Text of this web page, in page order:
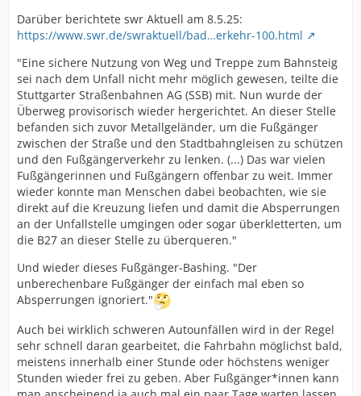
Darüber berichtete swr Aktuell am 8.5.25:
https://www.swr.de/swraktuell/bad…erkehr-100.html
"Eine sichere Nutzung von Weg und Treppe zum Bahnsteig
sei nach dem Unfall nicht mehr möglich gewesen, teilte die
Stuttgarter Straßenbahnen AG (SSB) mit. Nun wurde der
Überweg provisorisch wieder hergerichtet. An dieser Stelle
befanden sich zuvor Metallgeländer, um die Fußgänger
zwischen der Straße und den Stadtbahngleisen zu schützen
und den Fußgängerverkehr zu lenken. (...) Das war vielen
Fußgängerinnen und Fußgängern offenbar zu weit. Immer
wieder konnte man Menschen dabei beobachten, wie sie
direkt auf die Kreuzung liefen und damit die Absperrungen
an der Unfallstelle umgingen oder sogar überkletterten, um
die B27 an dieser Stelle zu überqueren."
Und wieder dieses Fußgänger-Bashing. "Der
unberechenbare Fußgänger der einfach mal eben so
Absperrungen ignoriert."
Auch bei wirklich schweren Autounfällen wird in der Regel
sehr schnell daran gearbeitet, die Fahrbahn möglichst bald,
meistens innerhalb einer Stunde oder höchstens weniger
Stunden wieder frei zu geben. Aber Fußgänger*innen kann